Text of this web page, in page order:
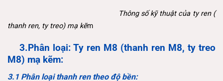
Thông số kỹ thuật của ty ren (
thanh ren, ty treo) mạ kẽm
3.Phân loại: Ty ren M8 (thanh ren M8, ty treo
M8) mạ kẽm:
3.1 Phân loại thanh ren theo độ bền: